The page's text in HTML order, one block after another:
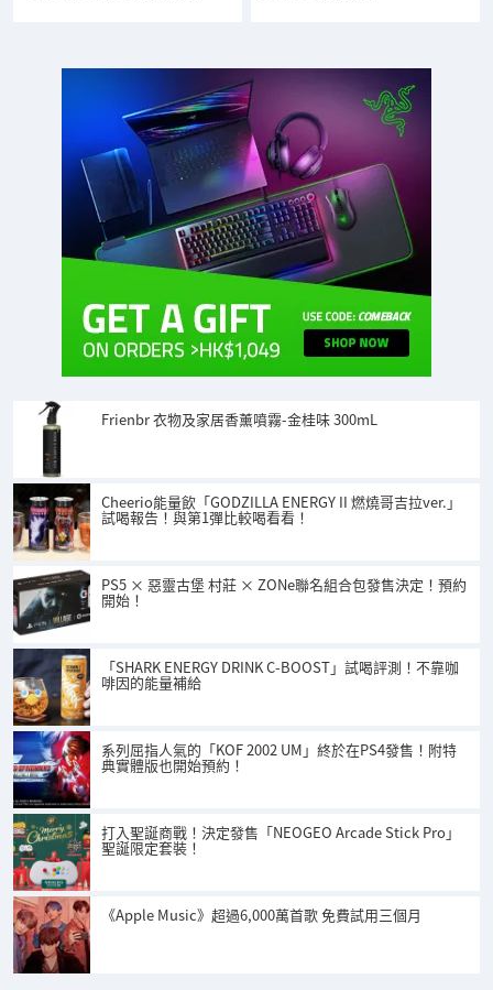
Frienbr 衣物及家居香薰噴霧-金桂味 300mL
Cheerio能量飲「GODZILLA ENERGY II 燃燒哥吉拉ver.」
試喝報告！與第1彈比較喝看看！
PS5 × 惡靈古堡 村莊 × ZONe聯名組合包發售決定！預約
開始！
「SHARK ENERGY DRINK C-BOOST」試喝評測！不靠咖
啡因的能量補給
系列屈指人氣的「KOF 2002 UM」終於在PS4發售！附特
典實體版也開始預約！
打入聖誕商戰！決定發售「NEOGEO Arcade Stick Pro」
聖誕限定套裝！
《Apple Music》超過6,000萬首歌 免費試用三個月